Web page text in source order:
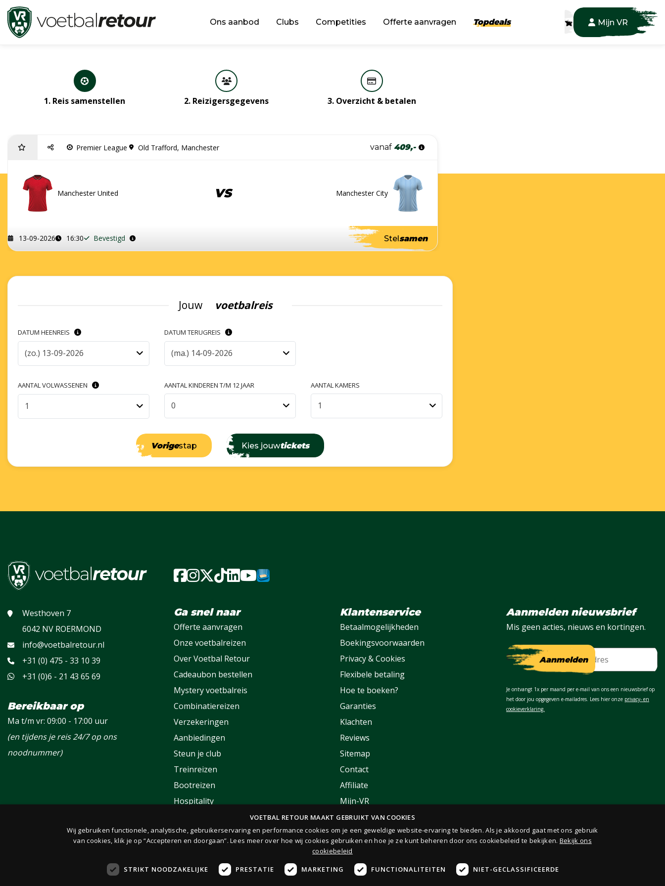
Ons aanbod Clubs Competities Offerte aanvragen Topdeals Mijn VR
1. Reis samenstellen 2. Reizigersgegevens 3. Overzicht & betalen
Premier League Old Trafford, Manchester vanaf 409,-
Manchester United VS Manchester City
13-09-2026 16:30 Bevestigd Stelsamen
Jouw voetbalreis
DATUM HEENREIS
(zo.) 13-09-2026
DATUM TERUGREIS
(ma.) 14-09-2026
AANTAL VOLWASSENEN
1
AANTAL KINDEREN T/M 12 JAAR
0
AANTAL KAMERS
1
Vorigestap Kies jouwtickets
Westhoven 7
6042 NV ROERMOND
info@voetbalretour.nl
+31 (0) 475 - 33 10 39
+31 (0)6 - 21 43 65 69
Bereikbaar op
Ma t/m vr: 09:00 - 17:00 uur
(en tijdens je reis 24/7 op ons
noodnummer)
Ga snel naar
Offerte aanvragen
Onze voetbalreizen
Over Voetbal Retour
Cadeaubon bestellen
Mystery voetbalreis
Combinatiereizen
Verzekeringen
Aanbiedingen
Steun je club
Treinreizen
Bootreizen
Hospitality
Fanclub
Klantenservice
Betaalmogelijkheden
Boekingsvoorwaarden
Privacy & Cookies
Flexibele betaling
Hoe te boeken?
Garanties
Klachten
Reviews
Sitemap
Contact
Affiliate
Mijn-VR
Korting
FAQ
Aanmelden nieuwsbrief
Mis geen acties, nieuws en kortingen.
E-mail Aanmelden
Je ontvangt 1x per maand per e-mail van ons een nieuwsbrief op
het door jou opgegeven e-mailadres. Lees hier onze privacy- en
cookieverklaring.
VOETBAL RETOUR MAAKT GEBRUIKT VAN COOKIES
Wij gebruiken functionele, analytische, gebruikerservaring en performance cookies om je een geweldige website-ervaring te bieden. Als je akkoord gaat met ons gebruik
van cookies, klik je op “Accepteren en doorgaan”. Lees meer over hoe wij cookies gebruiken en hoe je ze kunt beheren door ons cookiebeleid te bekijken. Bekijk ons
cookiebeleid
STRIKT NOODZAKELIJKE PRESTATIE MARKETING FUNCTIONALITEITEN NIET-GECLASSIFICEERDE